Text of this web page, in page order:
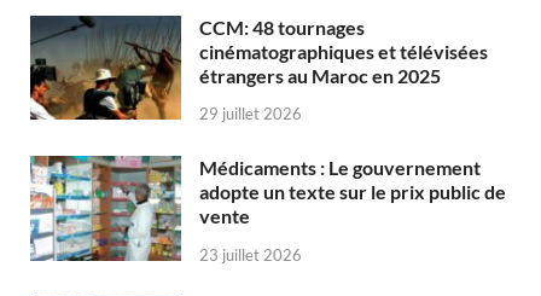
CCM: 48 tournages
cinématographiques et télévisées
étrangers au Maroc en 2025
29 juillet 2026
Médicaments : Le gouvernement
adopte un texte sur le prix public de
vente
23 juillet 2026